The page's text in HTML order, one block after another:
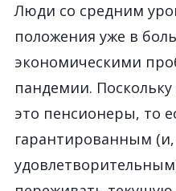
Люди со средним
положения уже в
экономическими
пандемии. Поскольку
это пенсионеры, то
гарантированным (и,